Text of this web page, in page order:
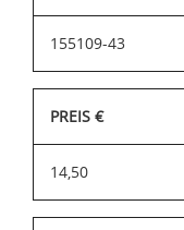
155109-43
PREIS €
14,50